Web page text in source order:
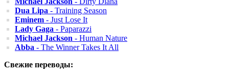
Dua Lipa - Training Season
Eminem - Just Lose It
Lady Gaga - Paparazzi
Michael Jackson - Human Nature
Abba - The Winner Takes It All
Свежие переводы: